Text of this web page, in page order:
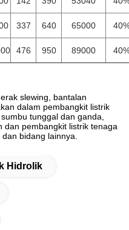
337 640 65000
476 950 89000
slewing, bantalan
dalam pembangkit listrik
tunggal dan ganda,
dan pembangkit listrik tenaga
bidang lainnya.
Hidrolik